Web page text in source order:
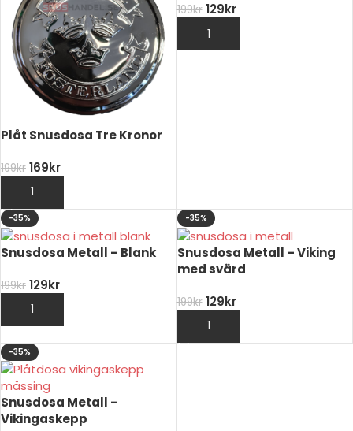
Plåt Snusdosa Tre Kronor
199kr 169kr
LÄGG TILL I VARUKORG
199kr 129kr
LÄGG TILL I VARUKORG
-35%
Snusdosa Metall – Blank
199kr 129kr
LÄGG TILL I VARUKORG
-35%
Snusdosa Metall – Viking
med svärd
199kr 129kr
LÄGG TILL I VARUKORG
-35%
Snusdosa Metall –
Vikingaskepp